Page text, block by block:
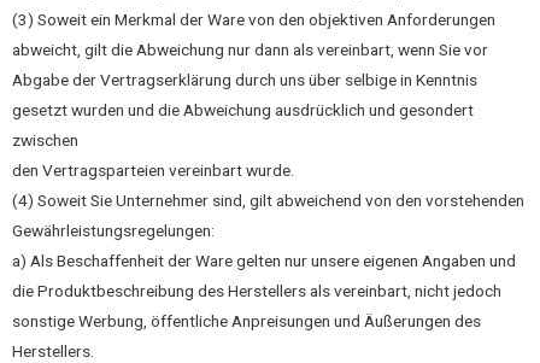
(3) Soweit ein Merkmal der Ware von den objektiven Anforderungen
abweicht, gilt die Abweichung nur dann als vereinbart, wenn Sie vor
Abgabe der Vertragserklärung durch uns über selbige in Kenntnis
gesetzt wurden und die Abweichung ausdrücklich und gesondert
zwischen
den Vertragsparteien vereinbart wurde.
(4) Soweit Sie Unternehmer sind, gilt abweichend von den vorstehenden
Gewährleistungsregelungen:
a) Als Beschaffenheit der Ware gelten nur unsere eigenen Angaben und
die Produktbeschreibung des Herstellers als vereinbart, nicht jedoch
sonstige Werbung, öffentliche Anpreisungen und Äußerungen des
Herstellers.